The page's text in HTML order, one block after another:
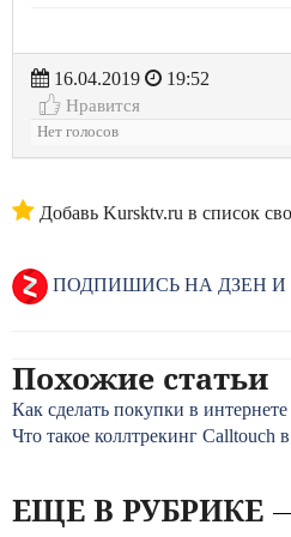
16.04.2019
19:52
Нравится
Нет голосов
Добавь Kursktv.ru в список
ПОДПИШИСЬ НА ДЗЕН
Похожие статьи
Как сделать покупки в
Что такое коллтрекинг Calltouch
ЕЩЕ В РУБРИКЕ